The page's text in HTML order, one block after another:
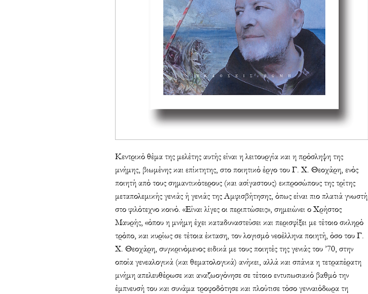
Κεντρικό θέμα της μελέτης αυτής είναι η λειτουργία και η πρόσληψη της
μνήμης, βιωμένης και επίκτητης, στο ποιητικό έργο του Γ. Χ. Θεοχάρη, ενός
ποιητή από τους σημαντικότερους (και ασίγαστους) εκπροσώπους της τρίτης
μεταπολεμικής γενιάς ή γενιάς της Αμφισβήτησης, όπως είναι πιο πλατιά γνωστή
στο φιλότεχνο κοινό. «Είναι λίγες οι περιπτώσεις», σημειώνει ο Χρήστος
Μαυρής, «όπου η μνήμη έχει καταδυναστεύσει και περισφίξει με τέτοιο σκληρό
τρόπο, και κυρίως σε τέτοια έκταση, τον λογισμό νεοέλληνα ποιητή, όσο του Γ.
Χ. Θεοχάρη, συγκρινόμενος ειδικά με τους ποιητές της γενιάς του ’70, στην
οποία γενεαλογικά (και θεματολογικά) ανήκει, αλλά και σπάνια η τετραπέρατη
μνήμη απελευθέρωσε και αναζωογόνησε σε τέτοιο εντυπωσιακό βαθμό την
έμπνευσή του και συνάμα τροφοδότησε και πλούτισε τόσο γενναιόδωρα τη